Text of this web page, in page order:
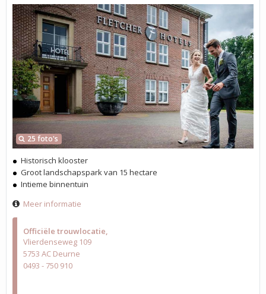
Officiële trouwlocatie
Vlierdenseweg 109
5753 AC Deurne
0493 - 750 910
25 foto's
Historisch klooster
Groot landschapspark van 15 hectare
Intieme binnentuin
Meer informatie